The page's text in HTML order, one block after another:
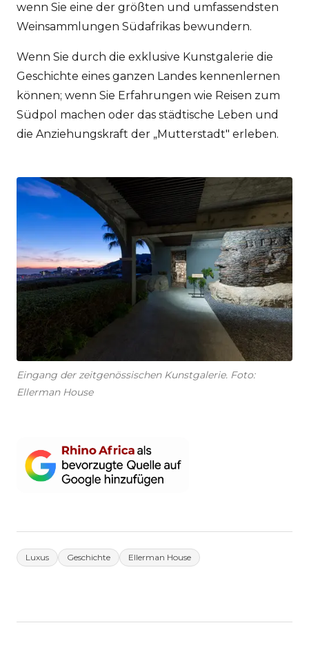
wenn Sie eine der größten und umfassendsten
Weinsammlungen Südafrikas bewundern.
Wenn Sie durch die exklusive Kunstgalerie die
Geschichte eines ganzen Landes kennenlernen
können; wenn Sie Erfahrungen wie Reisen zum
Südpol machen oder das städtische Leben und
die Anziehungskraft der „Mutterstadt" erleben.
Eingang der zeitgenössischen Kunstgalerie. Foto:
Ellerman House
Luxus Geschichte Ellerman House